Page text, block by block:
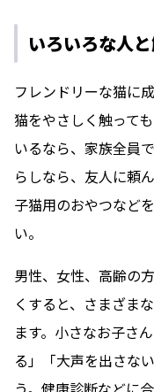
いろいろな人
フレンドリーな猫に
猫をやさしく触って
いるなら、家族全員
らしなら、友人に頼
子猫用のおやつなど
い。
男性、女性、高齢の
くすると、さまざま
ます。小さなお子さ
る」「大声を出さな